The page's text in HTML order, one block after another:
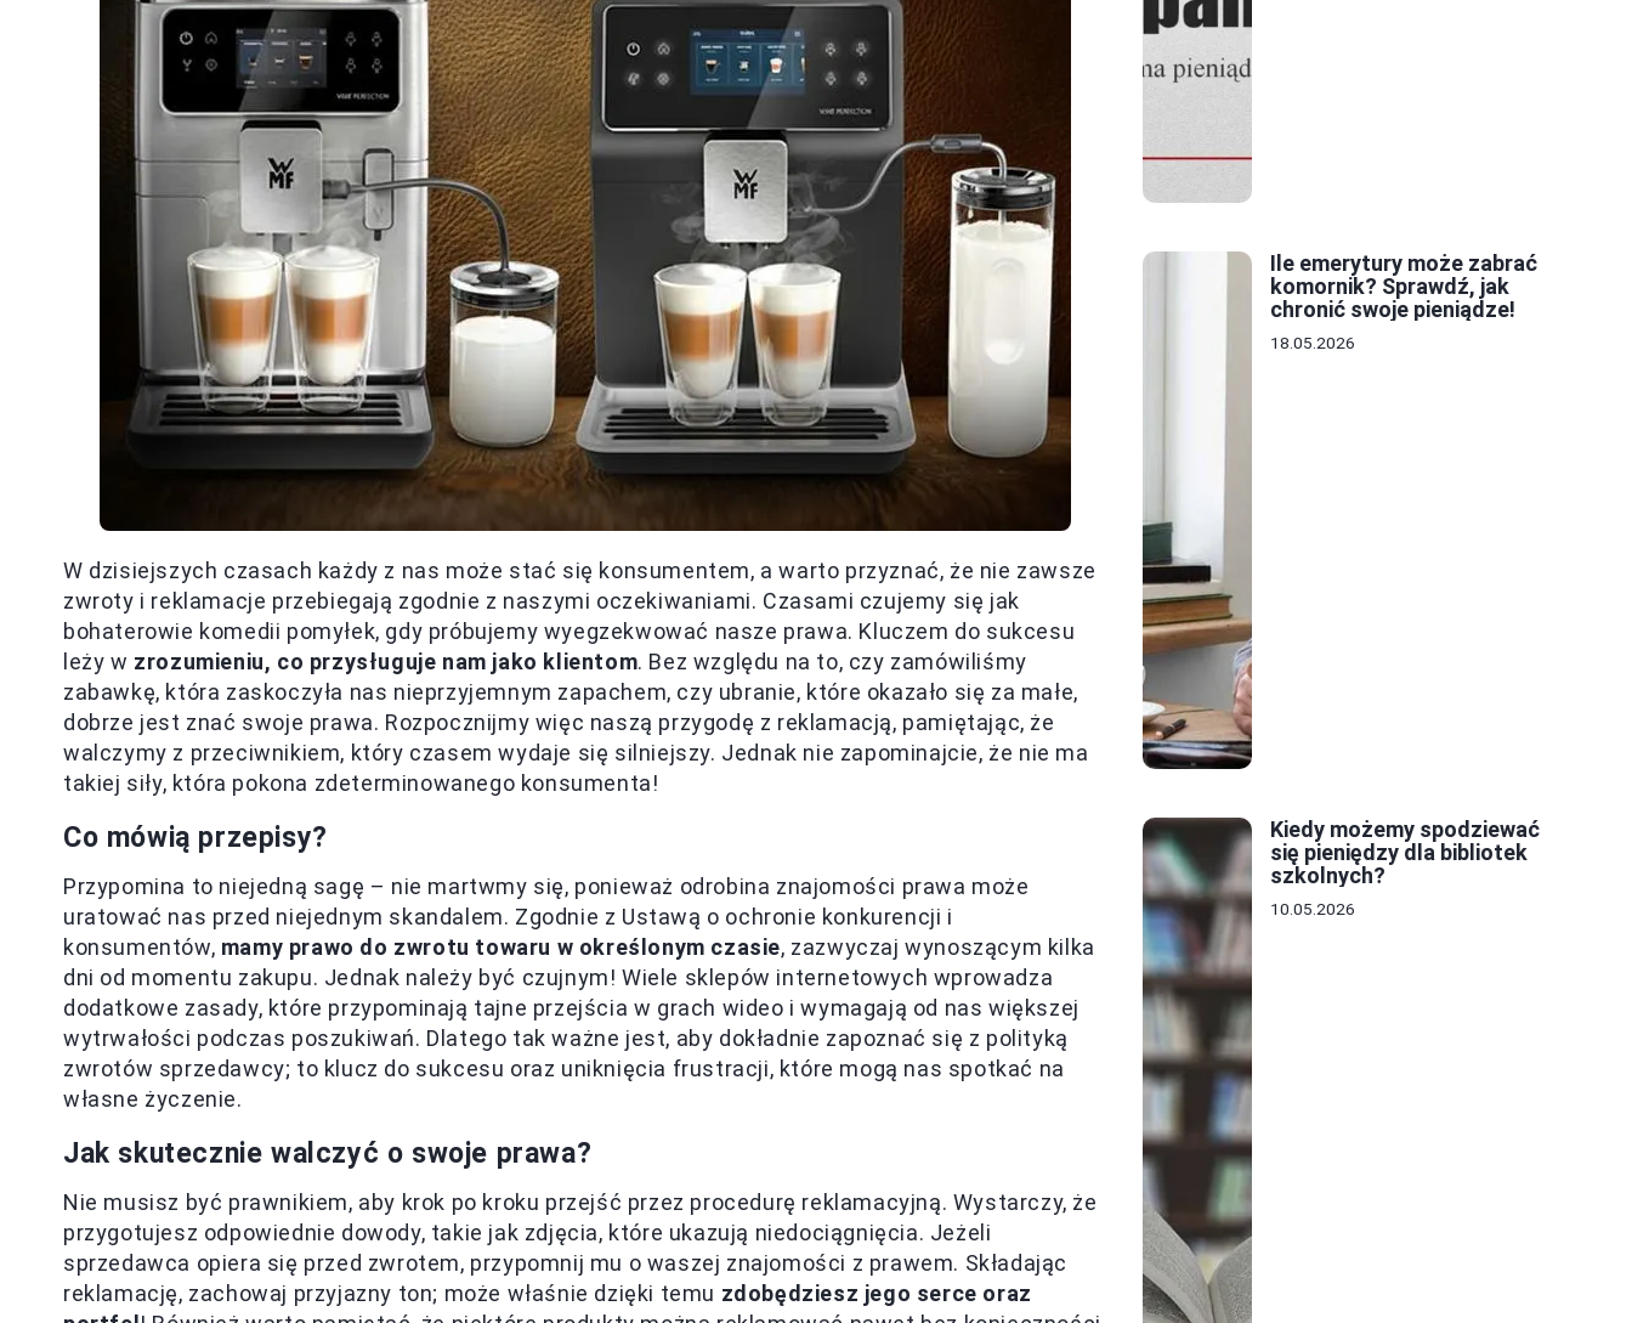
W dzisiejszych czasach każdy z nas może stać się konsumentem, a warto przyznać, że nie zawsze
zwroty i reklamacje przebiegają zgodnie z naszymi oczekiwaniami. Czasami czujemy się jak
bohaterowie komedii pomyłek, gdy próbujemy wyegzekwować nasze prawa. Kluczem do sukcesu
leży w zrozumieniu, co przysługuje nam jako klientom. Bez względu na to, czy zamówiliśmy
zabawkę, która zaskoczyła nas nieprzyjemnym zapachem, czy ubranie, które okazało się za małe,
dobrze jest znać swoje prawa. Rozpocznijmy więc naszą przygodę z reklamacją, pamiętając, że
walczymy z przeciwnikiem, który czasem wydaje się silniejszy. Jednak nie zapominajcie, że nie ma
takiej siły, która pokona zdeterminowanego konsumenta!
Co mówią przepisy?
Przypomina to niejedną sagę – nie martwmy się, ponieważ odrobina znajomości prawa może
uratować nas przed niejednym skandalem. Zgodnie z Ustawą o ochronie konkurencji i
konsumentów, mamy prawo do zwrotu towaru w określonym czasie, zazwyczaj wynoszącym kilka
dni od momentu zakupu. Jednak należy być czujnym! Wiele sklepów internetowych wprowadza
dodatkowe zasady, które przypominają tajne przejścia w grach wideo i wymagają od nas większej
wytrwałości podczas poszukiwań. Dlatego tak ważne jest, aby dokładnie zapoznać się z polityką
zwrotów sprzedawcy; to klucz do sukcesu oraz uniknięcia frustracji, które mogą nas spotkać na
własne życzenie.
Jak skutecznie walczyć o swoje prawa?
Nie musisz być prawnikiem, aby krok po kroku przejść przez procedurę reklamacyjną. Wystarczy, że
przygotujesz odpowiednie dowody, takie jak zdjęcia, które ukazują niedociągnięcia. Jeżeli
sprzedawca opiera się przed zwrotem, przypomnij mu o waszej znajomości z prawem. Składając
reklamację, zachowaj przyjazny ton; może właśnie dzięki temu zdobędziesz jego serce oraz
Ile emerytury może zabrać
komornik? Sprawdź, jak
chronić swoje pieniądze!
18.05.2026
Kiedy możemy spodziewać
się pieniędzy dla bibliotek
szkolnych?
10.05.2026